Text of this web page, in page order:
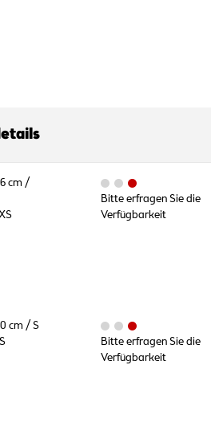
cm /
Bitte erfragen Sie die
Verfügbarkeit
cm / S
Bitte erfragen Sie die
Verfügbarkeit